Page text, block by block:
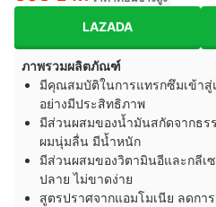
LAZADA
ภาพรวมผลิตภัณฑ์
มีคุณสมบัติในการแทรกซึมเข้าสู่
อย่างมีประสิทธิภาพ
มีส่วนผสมของน้ำมันสกัดจากธ
ผมนุ่มลื่น มีน้ำหนัก
มีส่วนผสมของวิตามินอีและกลีเ
ปลาย ไม่ขาดง่าย
สูตรปราศจากแอมโมเนีย ลดกา